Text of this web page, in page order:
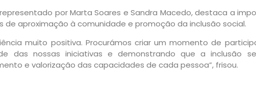
por Marta Soares e Sandra Macedo, destaca a
aproximação à comunidade e promoção da inclusão social.
muito positiva. Procurámos criar um momento de
das nossas iniciativas e demonstrando que a inclusão
e valorização das capacidades de cada pessoa”, frisou.